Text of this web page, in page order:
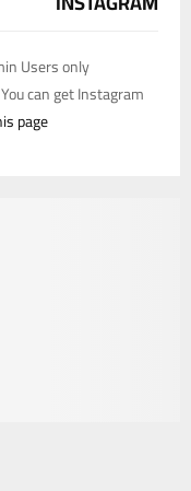
Users only:
can get Instagram
page